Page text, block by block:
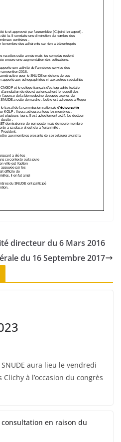
directeur du 6 Mars 2016
du 16 Septembre 2017
aura lieu le vendredi
à l’occasion du congrès
en raison du